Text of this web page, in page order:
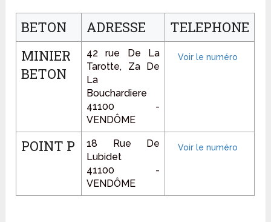
BETON ADRESSE
TELEPHONE
MINIER
BETON
42 rue De La
Tarotte, Za De
La
Bouchardiere
41100 -
VENDÔME
POINT P
18 Rue De
Lubidet
41100 -
VENDÔME